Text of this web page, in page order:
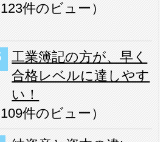
123件のビュー ）
工業簿記の方が、早く
合格レベルに達しやす
い！
109件のビュー ）